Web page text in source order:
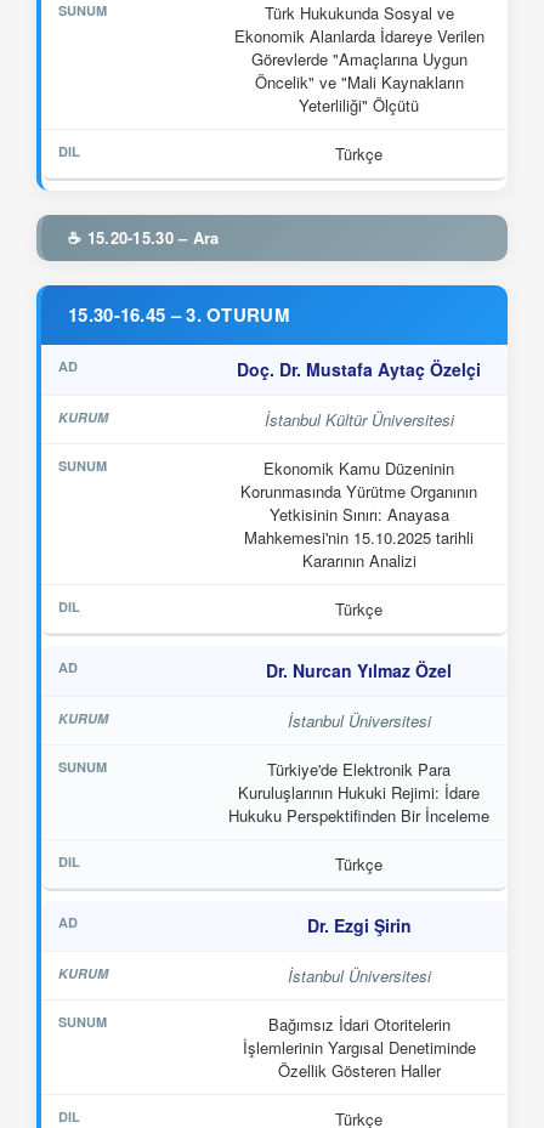
Türk Hukukunda Sosyal ve
Ekonomik Alanlarda İdareye Verilen
Görevlerde "Amaçlarına Uygun
Öncelik" ve "Mali Kaynakların
Yeterliliği" Ölçütü
Türkçe
☕ 15.20-15.30 – Ara
15.30-16.45 – 3. OTURUM
Doç. Dr. Mustafa Aytaç Özelçi
İstanbul Kültür Üniversitesi
Ekonomik Kamu Düzeninin
Korunmasında Yürütme Organının
Yetkisinin Sınırı: Anayasa
Mahkemesi'nin 15.10.2025 tarihli
Kararının Analizi
Türkçe
Dr. Nurcan Yılmaz Özel
İstanbul Üniversitesi
Türkiye'de Elektronik Para
Kuruluşlarının Hukuki Rejimi: İdare
Hukuku Perspektifinden Bir İnceleme
Türkçe
Dr. Ezgi Şirin
İstanbul Üniversitesi
Bağımsız İdari Otoritelerin
İşlemlerinin Yargısal Denetiminde
Özellik Gösteren Haller
Türkçe